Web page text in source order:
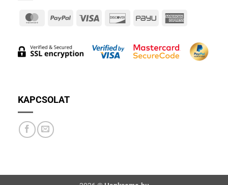
MasterCardPayPal Visa DiscoverPayU
KAPCSOLAT